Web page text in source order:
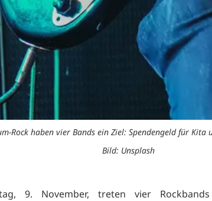
Rock haben vier Bands ein Ziel: Spendengeld für Kita
Bild: Unsplash
9. November, treten vier